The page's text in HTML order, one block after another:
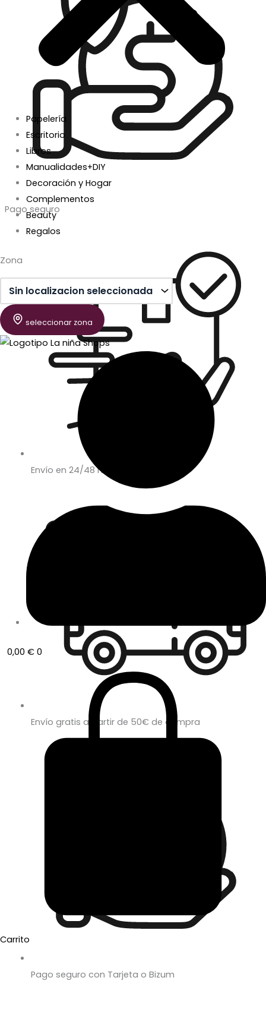
Papelería
Escritorio
Libros
Manualidades+DIY
Decoración y Hogar
Complementos
Beauty
Regalos
Zona
seleccionar zona
0,00 € 0
Carrito
Pago seguro
Envío en 24/48 horas laborables
Envío gratis a partir de 50€ de compra
Pago seguro con Tarjeta o Bizum